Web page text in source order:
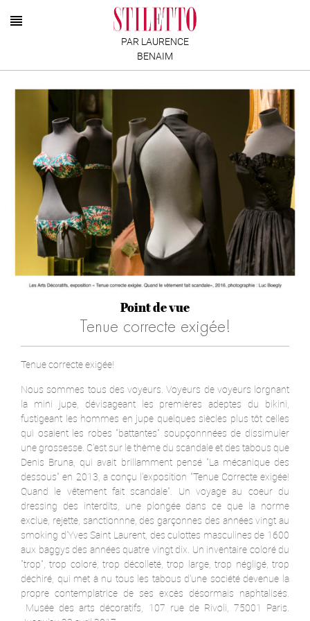
PAR LAURENCE
BENAIM
Point de vue
Tenue correcte exigée!
Tenue correcte exigée!
Nous sommes tous des voyeurs. Voyeurs de voyeurs lorgnant
la mini jupe, dévisageant les premières adeptes du bikini,
fustigeant les hommes en jupe quelques siècles plus tôt celles
qui osaient les robes "battantes" soupçonnnées de dissimuler
une grossesse. C'est sur le thème du scandale et des tabous que
Denis Bruna, qui avait brillamment pensé "La mécanique des
dessous" en 2013, a conçu l'exposition "Tenue Correcte exigée!
Quand le vêtement fait scandale". Un voyage au coeur du
dressing des interdits, une plongée dans ce que la norme
exclue, rejette, sanctionnne, des garçonnes des années vingt au
smoking d'Yves Saint Laurent, des culottes masculines de 1600
aux baggys des années quatre vingt dix. Un inventaire coloré du
"trop", trop coloré, trop décolleté, trop large, trop négligé, trop
déchiré, qui met à nu tous les tabous d'une société devenue la
propre contemplatrice de ses excès désormais naphtalisés.
Musée des arts décoratifs, 107 rue de Rivoli, 75001 Paris.